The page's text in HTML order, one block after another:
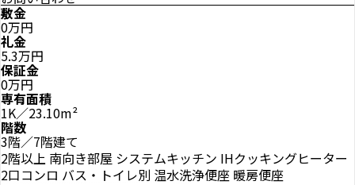
敷金
0万円
礼金
5.3万円
保証金
0万円
専有面積
1K／23.10m²
階数
3階／7階建て
2階以上 南向き部屋 システムキッチン IHクッキングヒーター
2口コンロ バス・トイレ別 温水洗浄便座 暖房便座